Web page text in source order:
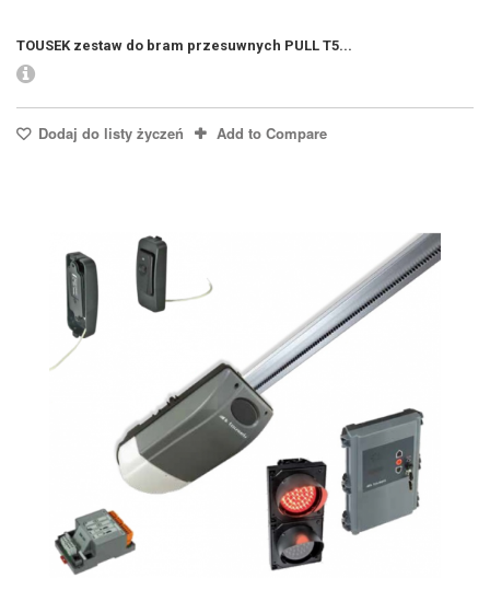
TOUSEK zestaw do bram przesuwnych PULL T5...
Dodaj do listy życzeń Add to Compare